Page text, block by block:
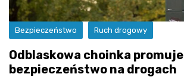
Bezpieczeństwo Ruch drogowy
Odblaskowa choinka promuje
bezpieczeństwo na drogach